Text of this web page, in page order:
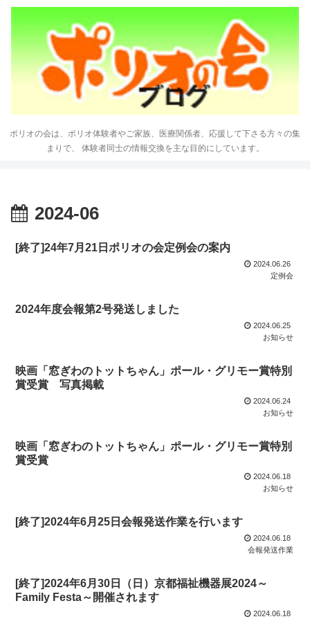
ポリオの会は、ポリオ体験者やご家族、医療関係者、応援して下さる方々の集
まりで、 体験者同士の情報交換を主な目的にしています。
2024-06
[終了]24年7月21日ポリオの会定例会の案内
2024.06.26
定例会
2024年度会報第2号発送しました
2024.06.25
お知らせ
映画「窓ぎわのトットちゃん」ポール・グリモー賞特別
賞受賞 写真掲載
2024.06.24
お知らせ
映画「窓ぎわのトットちゃん」ポール・グリモー賞特別
賞受賞
2024.06.18
お知らせ
[終了]2024年6月25日会報発送作業を行います
2024.06.18
会報発送作業
[終了]2024年6月30日（日）京都福祉機器展2024～
Family Festa～開催されます
2024.06.18